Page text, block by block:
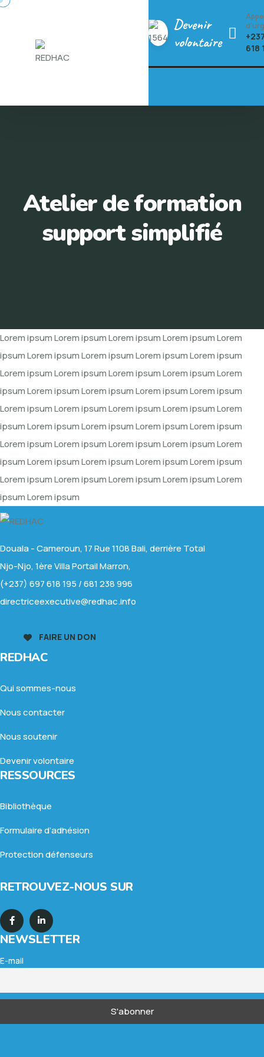
Skip
Devenir
volontaire
618
Atelier de formation
support simplifié
Lorem ipsum Lorem ipsum Lorem ipsum Lorem ipsum Lorem
ipsum Lorem ipsum Lorem ipsum Lorem ipsum Lorem ipsum
Lorem ipsum Lorem ipsum Lorem ipsum Lorem ipsum Lorem
ipsum Lorem ipsum Lorem ipsum Lorem ipsum Lorem ipsum
Lorem ipsum Lorem ipsum Lorem ipsum Lorem ipsum Lorem
ipsum Lorem ipsum Lorem ipsum Lorem ipsum Lorem ipsum
Lorem ipsum Lorem ipsum Lorem ipsum Lorem ipsum Lorem
ipsum Lorem ipsum Lorem ipsum Lorem ipsum Lorem ipsum
Lorem ipsum Lorem ipsum Lorem ipsum Lorem ipsum Lorem
ipsum Lorem ipsum
Douala - Cameroun, 17 Rue 1108 Bali, derrière Total
Njo-Njo, 1ère Villa Portail Marron,
(+237) 697 618 195 / 681 238 996
directriceexecutive@redhac.info
FAIRE UN DON
REDHAC
Qui sommes-nous
Nous contacter
Nous soutenir
Devenir volontaire
RESSOURCES
Bibliothèque
Formulaire d’adhésion
Protection défenseurs
RETROUVEZ-NOUS SUR
NEWSLETTER
E-mail